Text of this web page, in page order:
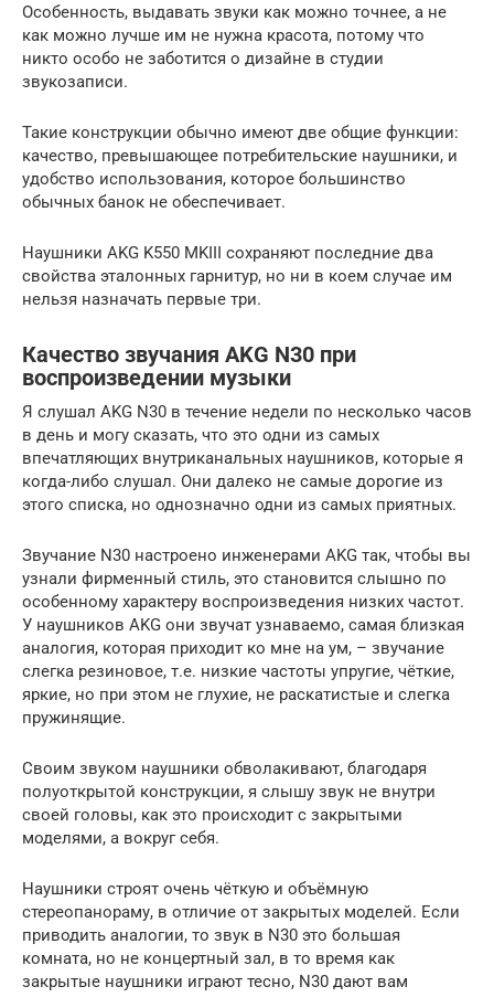
Особенность, выдавать звуки как можно точнее, а не
как можно лучше им не нужна красота, потому что
никто особо не заботится о дизайне в студии
звукозаписи.
Такие конструкции обычно имеют две общие функции:
качество, превышающее потребительские наушники, и
удобство использования, которое большинство
обычных банок не обеспечивает.
Наушники AKG K550 MKIII сохраняют последние два
свойства эталонных гарнитур, но ни в коем случае им
нельзя назначать первые три.
Качество звучания AKG N30 при
воспроизведении музыки
Я слушал AKG N30 в течение недели по несколько часов
в день и могу сказать, что это одни из самых
впечатляющих внутриканальных наушников, которые я
когда-либо слушал. Они далеко не самые дорогие из
этого списка, но однозначно одни из самых приятных.
Звучание N30 настроено инженерами AKG так, чтобы вы
узнали фирменный стиль, это становится слышно по
особенному характеру воспроизведения низких частот.
У наушников AKG они звучат узнаваемо, самая близкая
аналогия, которая приходит ко мне на ум, – звучание
слегка резиновое, т.е. низкие частоты упругие, чёткие,
яркие, но при этом не глухие, не раскатистые и слегка
пружинящие.
Своим звуком наушники обволакивают, благодаря
полуоткрытой конструкции, я слышу звук не внутри
своей головы, как это происходит с закрытыми
моделями, а вокруг себя.
Наушники строят очень чёткую и объёмную
стереопанораму, в отличие от закрытых моделей. Если
приводить аналогии, то звук в N30 это большая
комната, но не концертный зал, в то время как
закрытые наушники играют тесно, N30 дают вам